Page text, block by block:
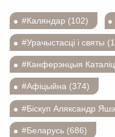
#Каляндар (102)
#Урачыстасці і святы
#Канферэнцыя
#Афіцыйна (374)
#Біскуп Аляксандр
#Беларусь (686)